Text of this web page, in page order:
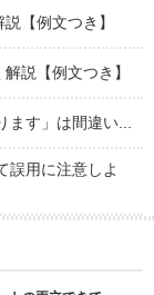
【例文つき】
説【例文つき】
す」は間違い...
誤用に注意しよ